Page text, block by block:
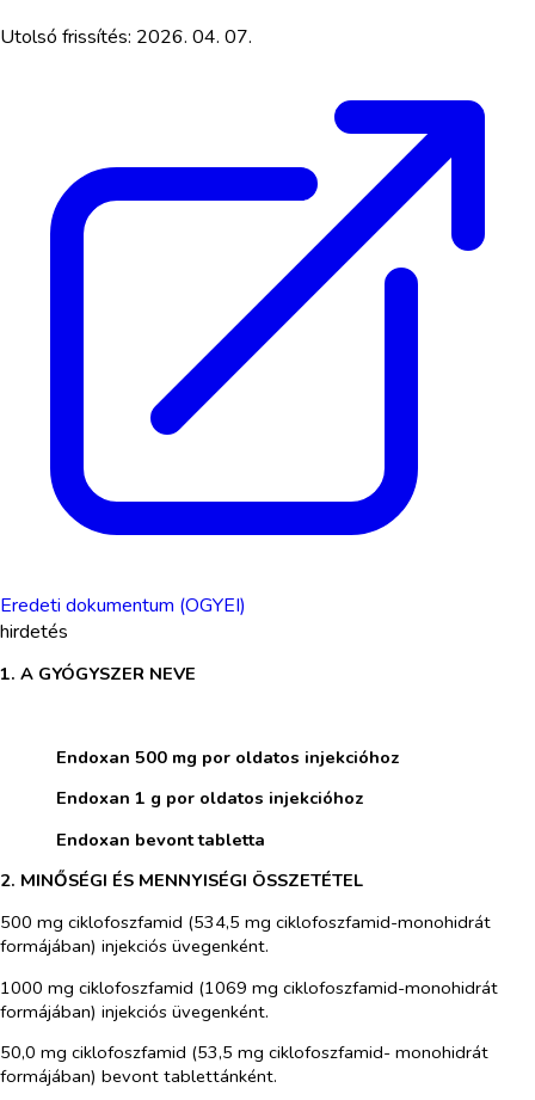
Utolsó frissítés: 2026. 04. 07.
Eredeti dokumentum (OGYEI)
hirdetés
1. A GYÓGYSZER NEVE
Endoxan 500 mg por oldatos injekcióhoz
Endoxan 1 g por oldatos injekcióhoz
Endoxan bevont tabletta
2. MINŐSÉGI ÉS MENNYISÉGI ÖSSZETÉTEL
500 mg ciklofoszfamid (534,5 mg ciklofoszfamid-monohidrát
formájában) injekciós üvegenként.
1000 mg ciklofoszfamid (1069 mg ciklofoszfamid-monohidrát
formájában) injekciós üvegenként.
50,0 mg ciklofoszfamid (53,5 mg ciklofoszfamid- monohidrát
formájában) bevont tablettánként.